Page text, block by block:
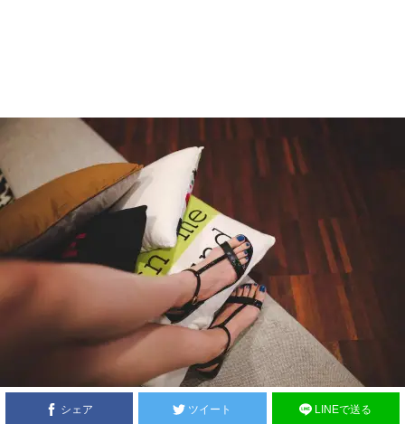
シェア ツイート LINEで送る